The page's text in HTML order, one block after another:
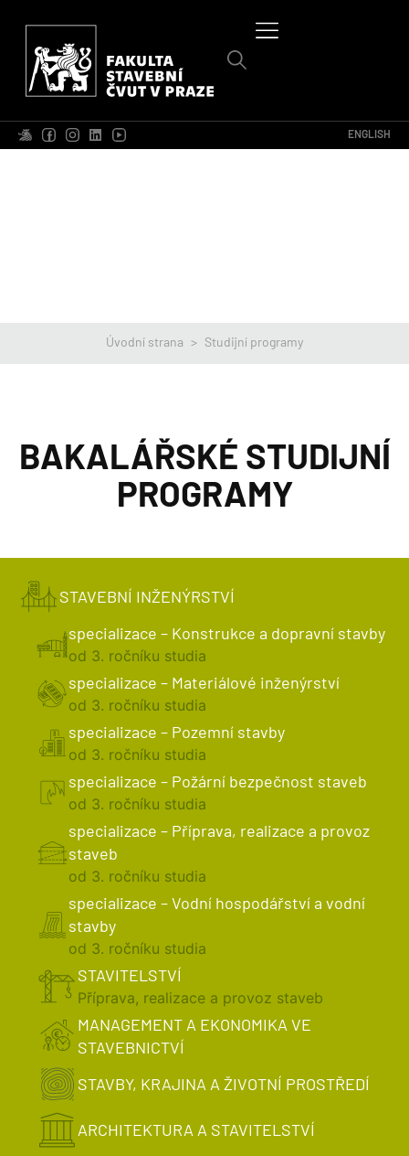
ENGLISH
Úvodní strana > Studijní programy
BAKALÁŘSKÉ STUDIJNÍ
PROGRAMY
STAVEBNÍ INŽENÝRSTVÍ
specializace – Konstrukce a dopravní stavby
od 3. ročníku studia
specializace – Materiálové inženýrství
od 3. ročníku studia
specializace – Pozemní stavby
od 3. ročníku studia
specializace – Požární bezpečnost staveb
od 3. ročníku studia
specializace – Příprava, realizace a provoz
staveb
od 3. ročníku studia
specializace – Vodní hospodářství a vodní
stavby
od 3. ročníku studia
STAVITELSTVÍ
Příprava, realizace a provoz staveb
MANAGEMENT A EKONOMIKA VE
STAVEBNICTVÍ
STAVBY, KRAJINA A ŽIVOTNÍ PROSTŘEDÍ
ARCHITEKTURA A STAVITELSTVÍ